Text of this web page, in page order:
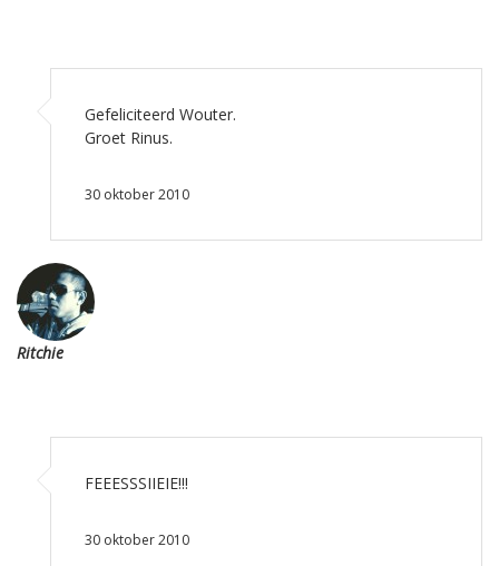
Gefeliciteerd Wouter.
Groet Rinus.
30 oktober 2010
Ritchie
FEEESSSIIEIE!!!
30 oktober 2010